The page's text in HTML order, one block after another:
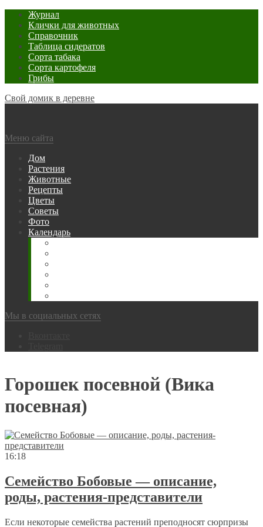
Журнал
Клички для животных
Справочник
Таблица сидератов
Сорта табака
Сорта картофеля
Грибы
Свой домик в деревне
Меню сайта
Дом
Растения
Животные
Рецепты
Цветы
Советы
Фото
Календарь
Мы в социальных сетях
Горошек посевной (Вика
посевная)
16:18
Семейство Бобовые — описание,
роды, растения-представители
Если некоторые семейства растений преподносят сюрпризы